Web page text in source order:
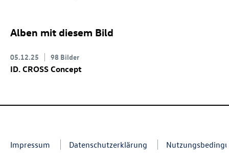
Alben mit diesem Bild
05.12.25 98 Bilder
ID. CROSS Concept
Impressum Datenschutzerklärung